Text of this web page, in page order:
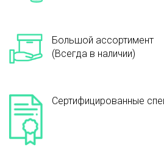
Большой ассортимент
(Всегда в наличии)
Сертифицированные